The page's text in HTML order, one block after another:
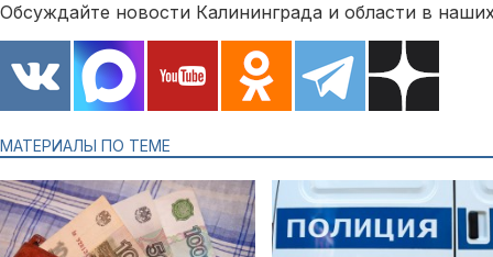
Обсуждайте новости Калининграда и области в
МАТЕРИАЛЫ ПО ТЕМЕ